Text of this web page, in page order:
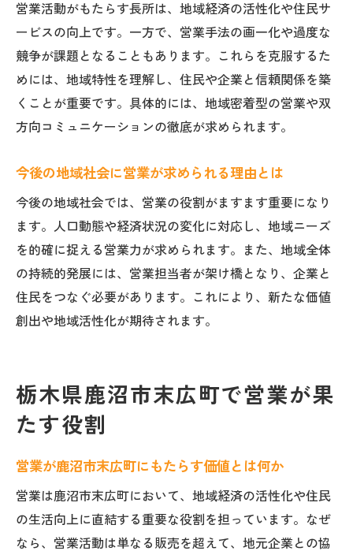
営業活動を通じた地域経済の活性化ポイント
営業が地域経済活性化に果たす役割を解説
営業活動による企業と地域の相互成長とは
営業を通じた新たな雇用と消費の創出効果
営業戦略で地域経済を伸ばす具体的な方法
営業が地域の人口動態に与える影響に注目
営業活動が地域の人口増減に与える要因を
解説
営業が地域の暮らしや人口構成に及ぼす影
響
人口動態の変化と営業戦略の関係性を探る
地域営業が人口維持に貢献するポイント
営業活動と人口推移から考える今後の課題
地域密着の営業がもたらす未来展望
営業が描く地域社会の持続的な未来像とは
地域密着型営業の今後の発展可能性を考察
営業活動から見える地域課題の解決策
未来志向の営業戦略が導く地域の変化
営業活動がもたらす長所は、地域経済の活性化や住民サ
ービスの向上です。一方で、営業手法の画一化や過度な
競争が課題となることもあります。これらを克服するた
めには、地域特性を理解し、住民や企業と信頼関係を築
くことが重要です。具体的には、地域密着型の営業や双
方向コミュニケーションの徹底が求められます。
今後の地域社会に営業が求められる理由とは
今後の地域社会では、営業の役割がますます重要になり
ます。人口動態や経済状況の変化に対応し、地域ニーズ
を的確に捉える営業力が求められます。また、地域全体
の持続的発展には、営業担当者が架け橋となり、企業と
住民をつなぐ必要があります。これにより、新たな価値
創出や地域活性化が期待されます。
栃木県鹿沼市末広町で営業が果
たす役割
営業が鹿沼市末広町にもたらす価値とは何か
営業は鹿沼市末広町において、地域経済の活性化や住民
の生活向上に直結する重要な役割を担っています。なぜ
なら、営業活動は単なる販売を超えて、地元企業との協